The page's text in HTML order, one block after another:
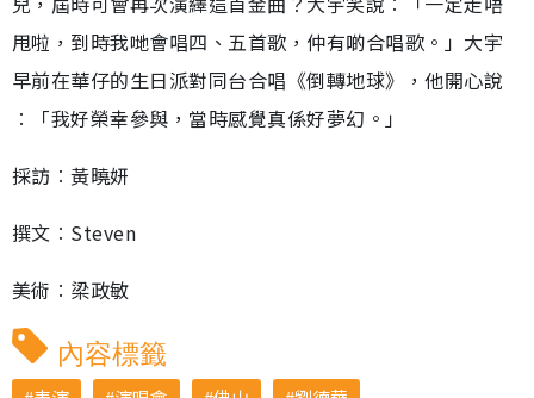
甩啦，到時我哋會唱四、五首歌，仲有啲合唱歌。」大宇
早前在華仔的生日派對同台合唱《倒轉地球》，他開心說
︰「我好榮幸參與，當時感覺真係好夢幻。」
採訪︰黃曉妍
撰文︰Steven
美術︰梁政敏
內容標籤